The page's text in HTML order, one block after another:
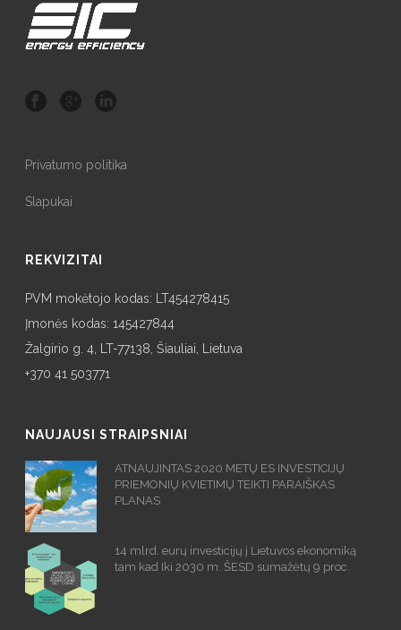
Privatumo politika
Slapukai
REKVIZITAI
PVM mokėtojo kodas: LT454278415
Įmonės kodas: 145427844
Žalgirio g. 4, LT-77138, Šiauliai, Lietuva
+370 41 503771
NAUJAUSI STRAIPSNIAI
ATNAUJINTAS 2020 METŲ ES INVESTICIJŲ
PRIEMONIŲ KVIETIMŲ TEIKTI PARAIŠKAS
PLANAS
14 mlrd. eurų investicijų į Lietuvos ekonomiką
tam kad Iki 2030 m. ŠESD sumažėtų 9 proc.